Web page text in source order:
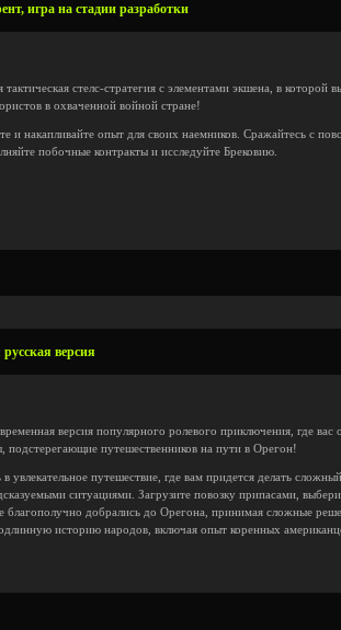
игра на стадии разработки
тактическая стелс-стратегия с элементами экшена, в которой
в охваченной войной стране!
и накапливайте опыт для своих наемников. Сражайтесь с
побочные контракты и исследуйте Брековию.
версия
версия популярного ролевого приключения, где вас
подстерегающие путешественников на пути в Орегон!
увлекательное путешествие, где вам придется делать
ситуациями. Загрузите повозку припасами,
благополучно добрались до Орегона, принимая сложные
историю народов, включая опыт коренных